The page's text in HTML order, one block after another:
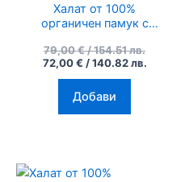
Халат от 100%
органичен памук с
органични багрила
Evil Eye Protection,
Buda, миди дължина
79,00€/ 154.51 лв.
72,00€ / 140.82 лв.
Добави